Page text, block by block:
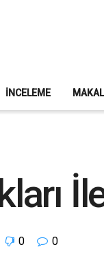
İNCELEME
0 0